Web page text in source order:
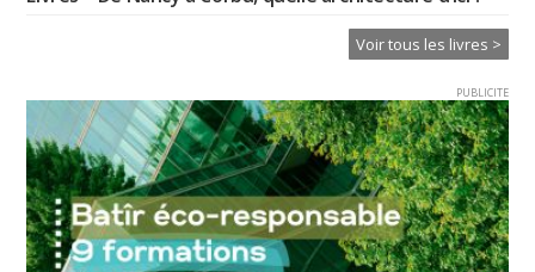
Voir tous les livres >
PUBLICITE